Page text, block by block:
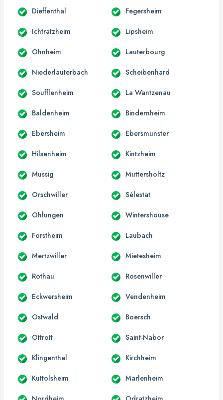
Dieffenthal Fegersheim
Ichtratzheim Lipsheim
Ohnheim Lauterbourg
Niederlauterbach Scheibenhard
Soufflenheim La Wantzenau
Baldenheim Bindernheim
Ebersheim Ebersmunster
Hilsenheim Kintzheim
Mussig Muttersholtz
Orschwiller Sélestat
Ohlungen Wintershouse
Forstheim Laubach
Mertzwiller Mietesheim
Rothau Rosenwiller
Eckwersheim Vendenheim
Ostwald Boersch
Ottrott Saint-Nabor
Klingenthal Kirchheim
Kuttolsheim Marlenheim